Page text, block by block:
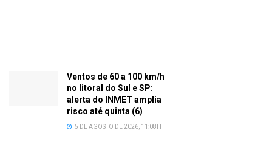
Ventos de 60 a 100 km/h
no litoral do Sul e SP:
alerta do INMET amplia
risco até quinta (6)
5 DE AGOSTO DE 2026, 11:08H